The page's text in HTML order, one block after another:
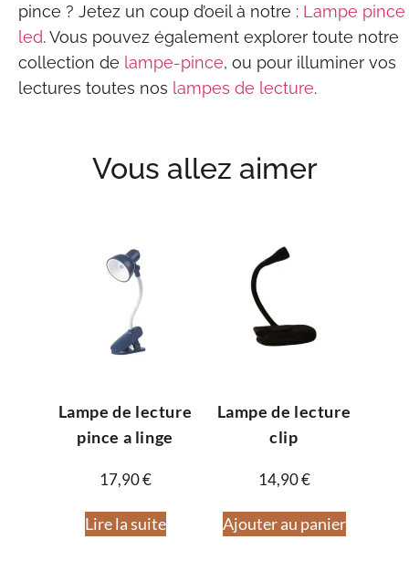
pince ? Jetez un coup d’oeil à notre : Lampe pince
led. Vous pouvez également explorer toute notre
collection de lampe-pince, ou pour illuminer vos
lectures toutes nos lampes de lecture.
Vous allez aimer
Lampe de lecture
pince a linge
17,90€
Lire la suite
Lampe de lecture
clip
14,90€
Ajouter au panier